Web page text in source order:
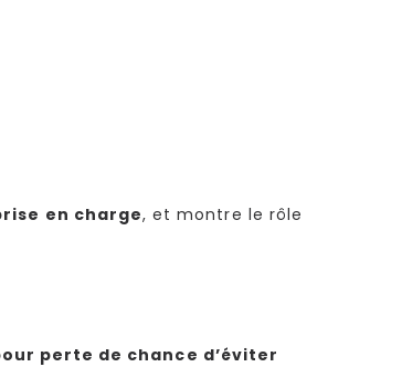
en charge, et montre le rôle
perte de chance d’éviter